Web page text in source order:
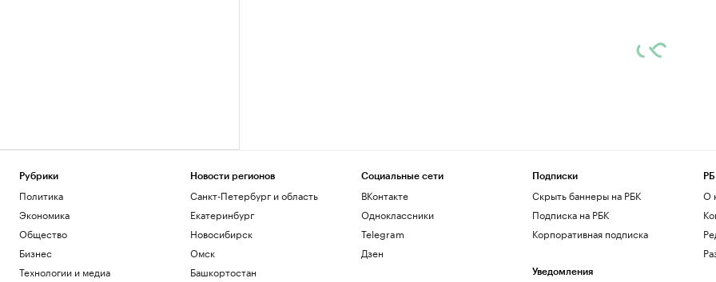
Рубрики
Политика
Экономика
Общество
Бизнес
Технологии и медиа
Новости регионов
Санкт-Петербург и область
Екатеринбург
Новосибирск
Омск
Башкортостан
Социальные сети
ВКонтакте
Одноклассники
Telegram
Дзен
Подписки
Скрыть баннеры на РБК
Подписка на РБК
Корпоративная подписка
Уведомления
О